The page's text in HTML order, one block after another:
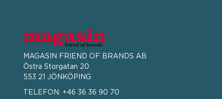
MAGASIN FRIEND OF BRANDS AB
Östra Storgatan 20
553 21 JÖNKÖPING
TELEFON: +46 36 36 90 70